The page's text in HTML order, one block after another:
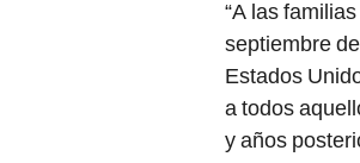
“A las
septiembre
Estados
a todos
y años